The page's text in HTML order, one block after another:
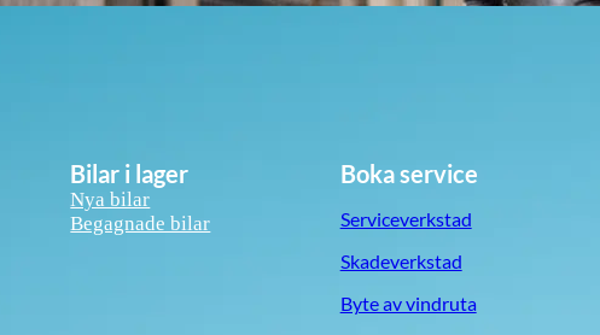
Bilar i lager
Nya bilar
Begagnade bilar
Boka service
Serviceverkstad
Skadeverkstad
Byte av vindruta